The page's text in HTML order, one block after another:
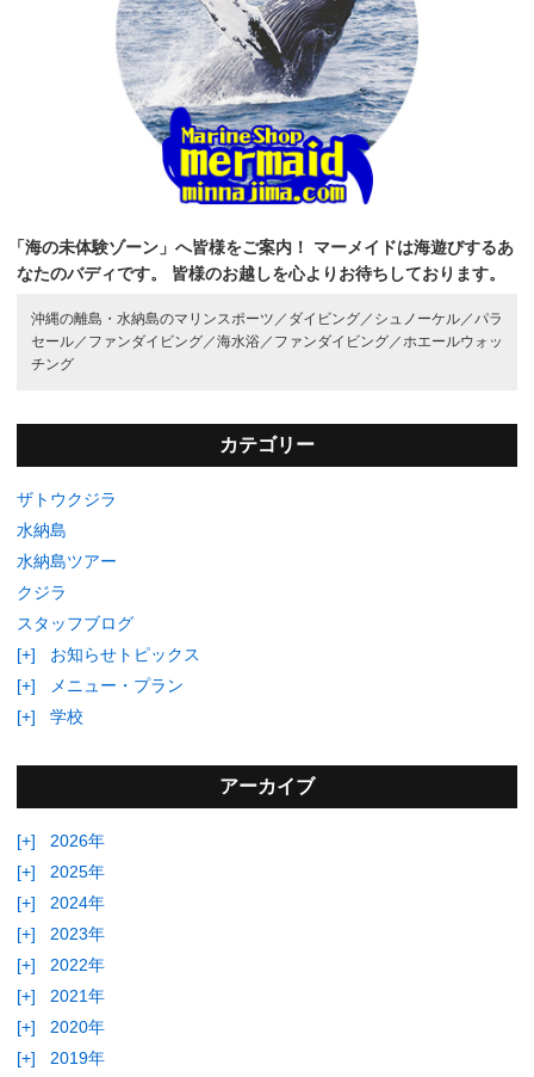
「海の未体験ゾーン」へ皆様をご案内！
マーメイドは海遊びするあ
なたのバディです。
皆様のお越しを心よりお待ちしております。
沖縄の離島・水納島のマリンスポーツ／ ダイビング／ シュノーケル／パラ
セール／ ファンダイビング／海水浴／ ファンダイビング／ホエールウォッ
チング
カテゴリー
ザトウクジラ
水納島
水納島ツアー
クジラ
スタッフブログ
[+]
お知らせトピックス
[+]
メニュー・プラン
[+]
学校
アーカイブ
[+]
2026年
[+]
2025年
[+]
2024年
[+]
2023年
[+]
2022年
[+]
2021年
[+]
2020年
[+]
2019年